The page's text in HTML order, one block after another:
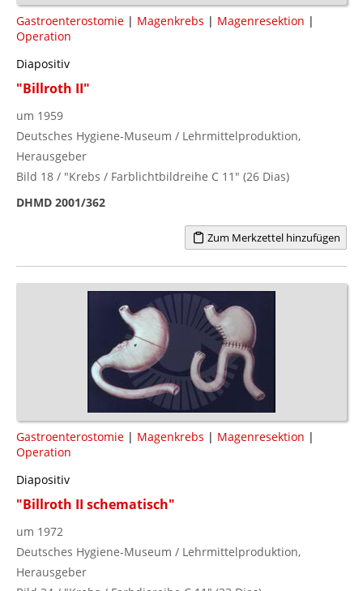
Gastroenterostomie | Magenkrebs | Magenresektion |
Operation
Diapositiv
"Billroth II"
um 1959
Deutsches Hygiene-Museum / Lehrmittelproduktion,
Herausgeber
Bild 18 / "Krebs / Farblichtbildreihe C 11" (26 Dias)
DHMD 2001/362
Zum Merkzettel hinzufügen
Gastroenterostomie | Magenkrebs | Magenresektion |
Operation
Diapositiv
"Billroth II schematisch"
um 1972
Deutsches Hygiene-Museum / Lehrmittelproduktion,
Herausgeber